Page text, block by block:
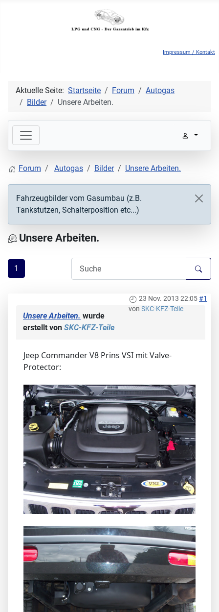
Impressum / Kontakt
Aktuelle Seite: Startseite Forum
Autogas
Bilder
Unsere Arbeiten.
Forum Autogas Bilder Unsere Arbeiten.
Fahrzeugbilder vom Gasumbau (z.B.
Tankstutzen, Schalterposition etc...)
Unsere Arbeiten.
1
23 Nov. 2013 22:05#1
von SKC-KFZ-Teile
Unsere Arbeiten. wurde
erstellt von SKC-KFZ-Teile
Jeep Commander V8 Prins VSI mit Valve-
Protector: